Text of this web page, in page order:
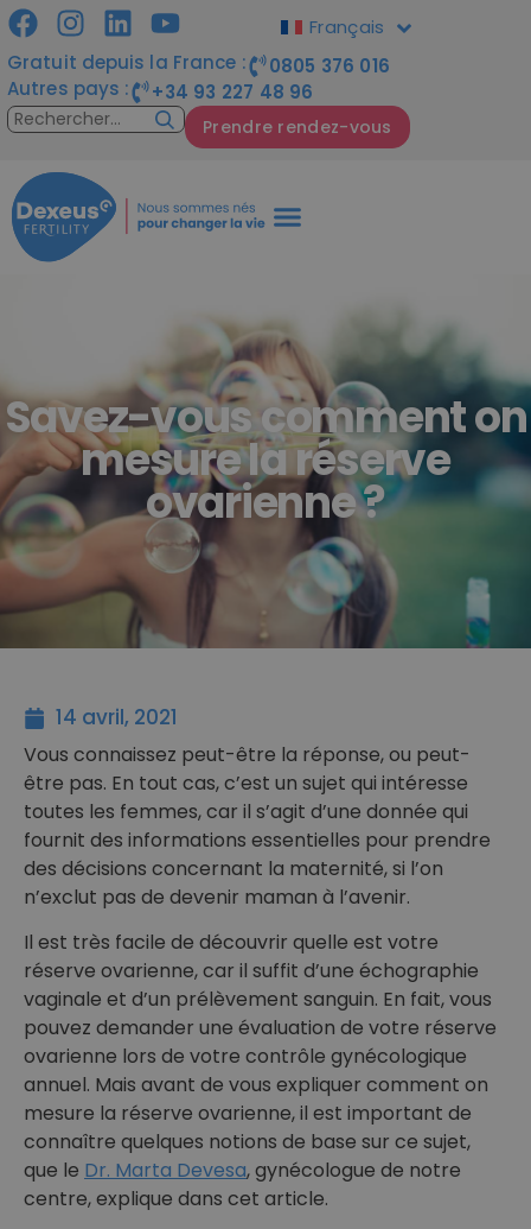
Gratuit depuis la France :
0805 376 016
Autres pays :
+34 93 227 48 96
Prendre rendez-vous
Français
Savez-vous comment on
mesure la réserve
ovarienne ?
14 avril, 2021
Vous connaissez peut-être la réponse, ou peut-
être pas. En tout cas, c’est un sujet qui intéresse
toutes les femmes, car il s’agit d’une donnée qui
fournit des informations essentielles pour prendre
des décisions concernant la maternité, si l’on
n’exclut pas de devenir maman à l’avenir.
Il est très facile de découvrir quelle est votre
réserve ovarienne, car il suffit d’une échographie
vaginale et d’un prélèvement sanguin. En fait, vous
pouvez demander une évaluation de votre réserve
ovarienne lors de votre contrôle gynécologique
annuel. Mais avant de vous expliquer comment on
mesure la réserve ovarienne, il est important de
connaître quelques notions de base sur ce sujet,
que le Dr. Marta Devesa,gynécologue de notre
centre, explique dans cet article.